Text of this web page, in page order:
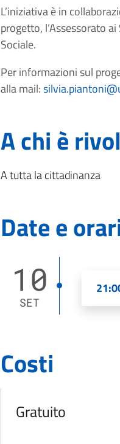
L’iniziativa è in
progetto, l’Assessorato
Sociale.
Per informazioni sul
alla mail:
A chi è
A tutta la cittadinanza
Date e
10
SET
Costi
Gratuito